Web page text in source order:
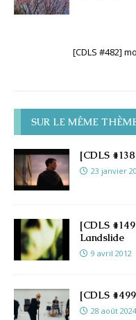
[CDLS #482]
SUR LE MÊME
[CDLS
23 janvier
[CDLS
Landslide
9 avril 2012
[CDLS
28 août 2024